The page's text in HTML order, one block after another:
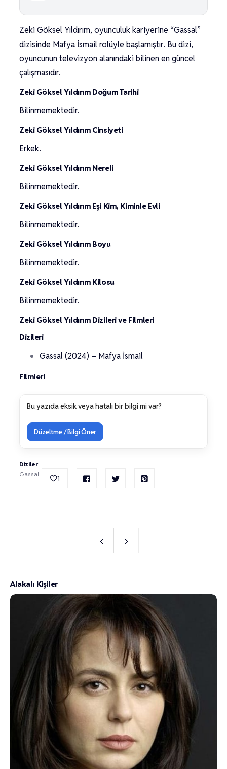
Zeki Göksel Yıldırım, oyunculuk kariyerine “Gassal”
dizisinde Mafya İsmail rolüyle başlamıştır. Bu dizi,
oyuncunun televizyon alanındaki bilinen en güncel
çalışmasıdır.
Zeki Göksel Yıldırım Doğum Tarihi
Bilinmemektedir.
Zeki Göksel Yıldırım Cinsiyeti
Erkek.
Zeki Göksel Yıldırım Nereli
Bilinmemektedir.
Zeki Göksel Yıldırım Eşi Kim, Kiminle Evli
Bilinmemektedir.
Zeki Göksel Yıldırım Boyu
Bilinmemektedir.
Zeki Göksel Yıldırım Kilosu
Bilinmemektedir.
Zeki Göksel Yıldırım Dizileri ve Filmleri
Dizileri
Gassal (2024) – Mafya İsmail
Filmleri
Bu yazıda eksik veya hatalı bir bilgi mi var?
Düzeltme / Bilgi Öner
Diziler
Gassal
1
Alakalı Kişiler